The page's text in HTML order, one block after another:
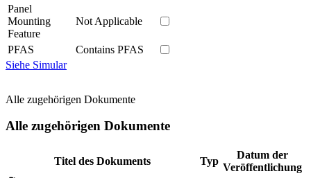
Panel
Mounting
Feature
Not Applicable
PFAS
Contains PFAS
Siehe Simular
Alle zugehörigen Dokumente
Alle zugehörigen Dokumente
Titel des Dokuments Typ
Datum der
Veröffentlichung